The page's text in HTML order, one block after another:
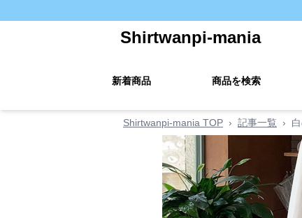
Shirtwanpi-mania
新着商品 商品を検索
Shirtwanpi-mania TOP › 記事一覧 ›